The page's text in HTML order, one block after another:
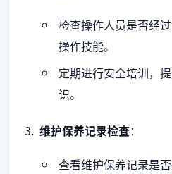
检查操作人员是否经
操作技能。
定期进行安全培训，
识。
维护保养记录检查：
查看维护保养记录是